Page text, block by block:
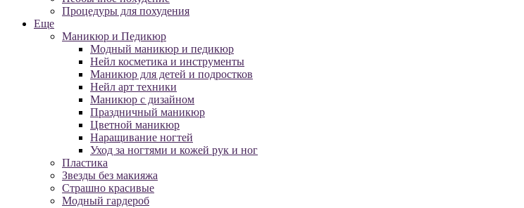
Процедуры для похудения
Еще
Маникюр и Педикюр
Модный маникюр и педикюр
Нейл косметика и инструменты
Маникюр для детей и подростков
Нейл арт техники
Маникюр с дизайном
Праздничный маникюр
Цветной маникюр
Наращивание ногтей
Уход за ногтями и кожей рук и ног
Пластика
Звезды без макияжа
Страшно красивые
Модный гардероб